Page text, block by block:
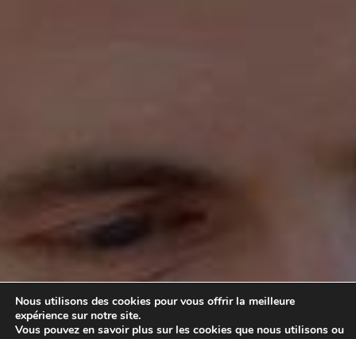
Nous utilisons des cookies pour vous offrir la meilleure
expérience sur notre site.
Vous pouvez en savoir plus sur les cookies que nous utilisons ou